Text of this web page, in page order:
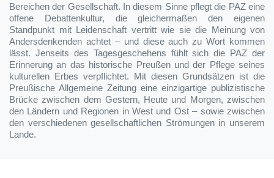
Bereichen der Gesellschaft. In diesem Sinne pflegt die PAZ eine
offene Debattenkultur, die gleichermaßen den eigenen
Standpunkt mit Leidenschaft vertritt wie sie die Meinung von
Andersdenkenden achtet – und diese auch zu Wort kommen
lässt. Jenseits des Tagesgeschehens fühlt sich die PAZ der
Erinnerung an das historische Preußen und der Pflege seines
kulturellen Erbes verpflichtet. Mit diesen Grundsätzen ist die
Preußische Allgemeine Zeitung eine einzigartige publizistische
Brücke zwischen dem Gestern, Heute und Morgen, zwischen
den Ländern und Regionen in West und Ost – sowie zwischen
den verschiedenen gesellschaftlichen Strömungen in unserem
Lande.